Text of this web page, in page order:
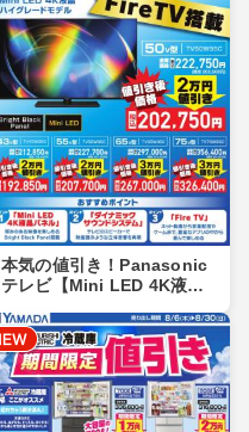
本気の値引き！Panasonic
テレビ【Mini LED 4K液